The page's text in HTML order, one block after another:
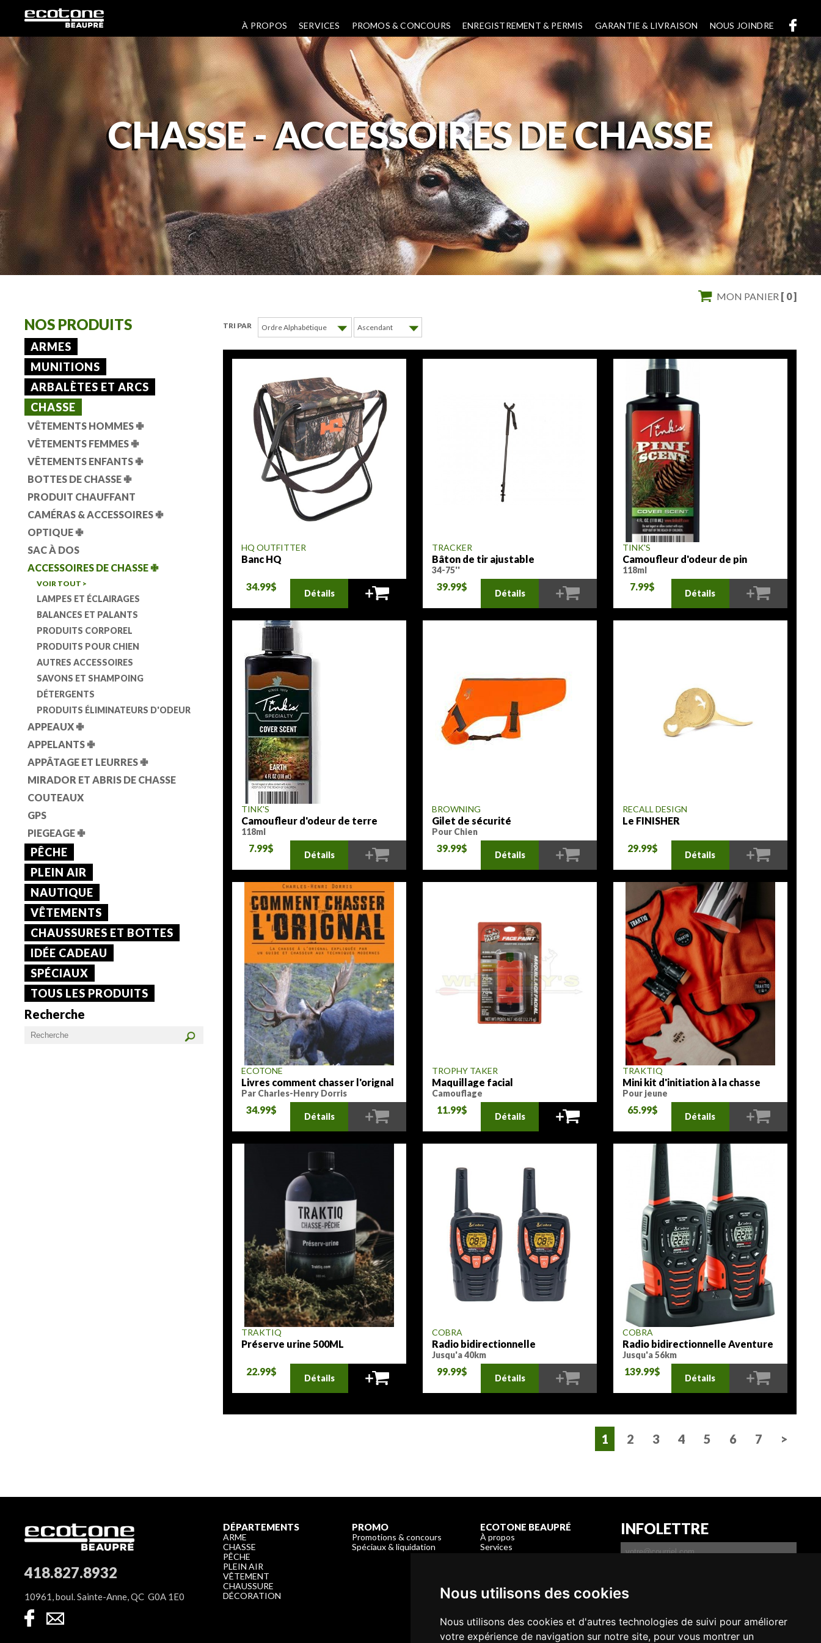
Nous utilisons des cookies
Nous utilisons des cookies et d'autres technologies de suivi pour améliorer
votre expérience de navigation sur notre site, pour vous montrer un
À PROPOS SERVICES PROMOS & CONCOURS ENREGISTREMENT & PERMIS GARANTIE & LIVRAISON NOUS JOINDRE
CHASSE -ACCESSOIRES DE CHASSE
MON PANIER [ 0 ]
NOS PRODUITS
ARMES
MUNITIONS
ARBALÈTES ET ARCS
CHASSE
VÊTEMENTS HOMMES ✙
VÊTEMENTS FEMMES ✙
VÊTEMENTS ENFANTS ✙
BOTTES DE CHASSE ✙
PRODUIT CHAUFFANT
CAMÉRAS & ACCESSOIRES ✙
OPTIQUE ✙
SAC À DOS
ACCESSOIRES DE CHASSE✙
VOIR TOUT >
LAMPES ET ÉCLAIRAGES
BALANCES ET PALANTS
PRODUITS CORPOREL
PRODUITS POUR CHIEN
AUTRES ACCESSOIRES
SAVONS ET SHAMPOING
DÉTERGENTS
PRODUITS ÉLIMINATEURS D'ODEUR
APPEAUX ✙
APPELANTS ✙
APPÂTAGE ET LEURRES ✙
MIRADOR ET ABRIS DE CHASSE
COUTEAUX
GPS
PIEGEAGE ✙
PÊCHE
PLEIN AIR
NAUTIQUE
VÊTEMENTS
CHAUSSURES ET BOTTES
IDÉE CADEAU
SPÉCIAUX
TOUS LES PRODUITS
Recherche
TRI PAR
HQ OUTFITTER
Banc HQ
34.99$
Détails
TRACKER
Bâton de tir ajustable
34-75''
39.99$
Détails
TINK'S
Camoufleur d'odeur de pin
118ml
7.99$
Détails
TINK'S
Camoufleur d'odeur de terre
118ml
7.99$
Détails
BROWNING
Gilet de sécurité
Pour Chien
39.99$
Détails
RECALL DESIGN
Le FINISHER
29.99$
Détails
ECOTONE
Livres comment chasser l'orignal
Par Charles-Henry Dorris
34.99$
Détails
TROPHY TAKER
Maquillage facial
Camouflage
11.99$
Détails
TRAKTIQ
Mini kit d'initiation à la chasse
Pour jeune
65.99$
Détails
TRAKTIQ
Préserve urine 500ML
22.99$
Détails
COBRA
Radio bidirectionnelle
Jusqu'a 40km
99.99$
Détails
COBRA
Radio bidirectionnelle Aventure
Jusqu'a 56km
139.99$
Détails
1 2 3 4 5 6 7 >
418.827.8932
10961, boul. Sainte-Anne, QC G0A 1E0
DÉPARTEMENTS
ARME
CHASSE
PÊCHE
PLEIN AIR
VÊTEMENT
CHAUSSURE
DÉCORATION
PROMO
Promotions & concours
Spéciaux & liquidation
ECOTONE BEAUPRÉ
À propos
Services
INFOLETTRE
L'INFOLETTRE
S'INSCRIRE